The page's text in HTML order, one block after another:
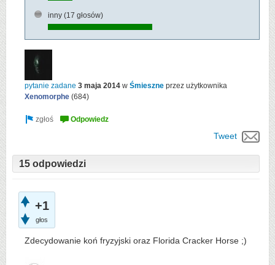
inny (17 głosów)
pytanie zadane 3 maja 2014 w Śmieszne przez użytkownika
Xenomorphe (684)
Tweet
15 odpowiedzi
+1
głos
Zdecydowanie koń fryzyjski oraz Florida Cracker Horse ;)